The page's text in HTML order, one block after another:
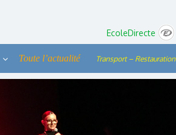
EcoleDirecte
Toute l’actualité Transport – Restauration